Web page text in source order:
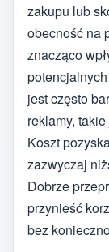
zakupu lub
obecność na
znacząco
jest często
reklamy,
Koszt
zazwyczaj
Dobrze
przynieść
bez